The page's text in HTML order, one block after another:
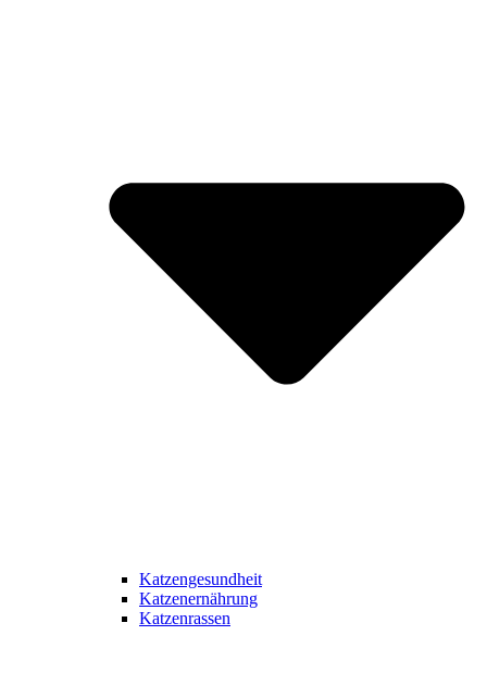
Katzengesundheit
Katzenernährung
Katzenrassen